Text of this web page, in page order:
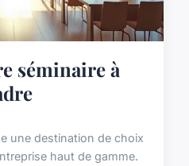
séminaire à
une destination de choix
haut de gamme.